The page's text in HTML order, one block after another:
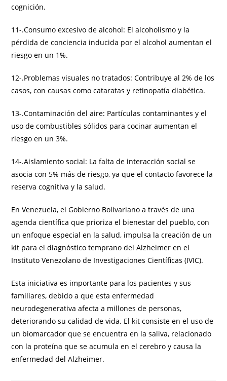
cognición.
11-.Consumo excesivo de alcohol: El alcoholismo y la
pérdida de conciencia inducida por el alcohol aumentan el
riesgo en un 1%.
12-.Problemas visuales no tratados: Contribuye al 2% de los
casos, con causas como cataratas y retinopatía diabética.
13-.Contaminación del aire: Partículas contaminantes y el
uso de combustibles sólidos para cocinar aumentan el
riesgo en un 3%.
14-.Aislamiento social: La falta de interacción social se
asocia con 5% más de riesgo, ya que el contacto favorece la
reserva cognitiva y la salud.
En Venezuela, el Gobierno Bolivariano a través de una
agenda científica que prioriza el bienestar del pueblo, con
un enfoque especial en la salud, impulsa la creación de un
kit para el diagnóstico temprano del Alzheimer en el
Instituto Venezolano de Investigaciones Científicas (IVIC).
Esta iniciativa es importante para los pacientes y sus
familiares, debido a que esta enfermedad
neurodegenerativa afecta a millones de personas,
deteriorando su calidad de vida. El kit consiste en el uso de
un biomarcador que se encuentra en la saliva, relacionado
con la proteína que se acumula en el cerebro y causa la
enfermedad del Alzheimer.